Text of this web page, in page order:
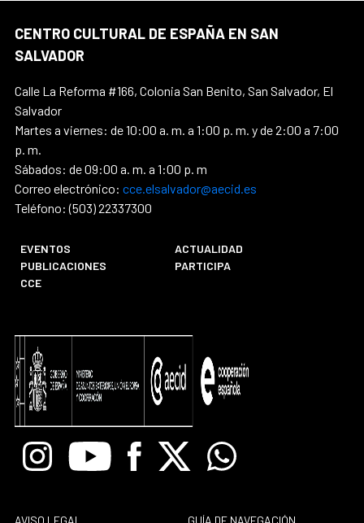
CENTRO CULTURAL DE ESPAÑA EN SAN
SALVADOR
Calle La Reforma #166, Colonia San Benito, San Salvador, El
Salvador
Martes a viernes: de 10:00 a. m. a 1:00 p. m. y de 2:00 a 7:00
p. m.
Sábados: de 09:00 a. m. a 1:00 p. m
Correo electrónico: cce.elsalvador@aecid.es
Teléfono: (503) 22337300
EVENTOS
ACTUALIDAD
PUBLICACIONES
PARTICIPA
CCE
InstagramYoutube Facebook
X Whatsapp